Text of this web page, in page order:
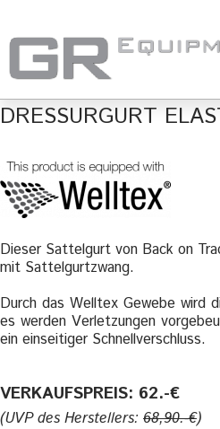
DRESSURGURT
Dieser Sattelgurt von Back on
mit Sattelgurtzwang.
Durch das Welltex Gewebe wird
es werden Verletzungen
ein einseitiger Schnellverschluss.
VERKAUFSPREIS: 62.-€
(UVP des Herstellers: 68,90.-€)